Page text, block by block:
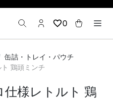
0
缶詰・トレイ・パウチ
鶏頭ミンチ
様レトルト 鶏